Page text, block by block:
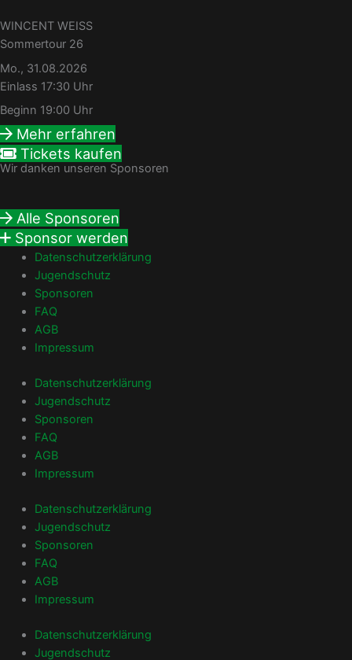
WINCENT WEISS
Sommertour 26
Mo., 31.08.2026
Einlass 17:30 Uhr
Beginn 19:00 Uhr
Mehr erfahren
Tickets kaufen
Wir danken unseren Sponsoren
Alle Sponsoren
Sponsor werden
Datenschutzerklärung
Jugendschutz
Sponsoren
FAQ
AGB
Impressum
Datenschutzerklärung
Jugendschutz
Sponsoren
FAQ
AGB
Impressum
Datenschutzerklärung
Jugendschutz
Sponsoren
FAQ
AGB
Impressum
Datenschutzerklärung
Jugendschutz